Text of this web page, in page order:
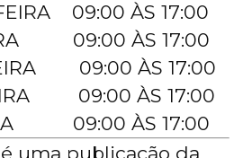
09:00 ÀS 17:00
09:00 ÀS 17:00
09:00 ÀS 17:00
09:00 ÀS 17:00
09:00 ÀS 17:00
é uma publicação da